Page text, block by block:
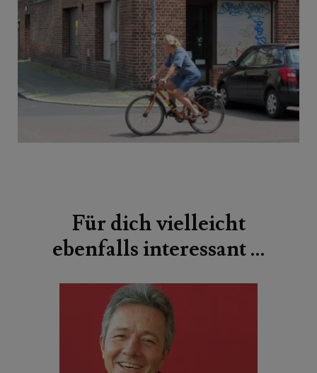
Für dich vielleicht
ebenfalls interessant …